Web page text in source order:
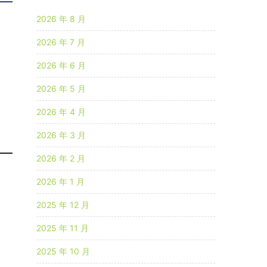
2026 年 8 月
2026 年 7 月
2026 年 6 月
2026 年 5 月
2026 年 4 月
2026 年 3 月
2026 年 2 月
2026 年 1 月
2025 年 12 月
2025 年 11 月
2025 年 10 月